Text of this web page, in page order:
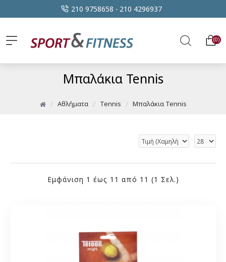
210 9758658 - 210 4296937
0
Αθλήματα Tennis Μπαλάκια Tennis
Μπαλάκια Tennis
Εμφάνιση 1 έως 11 από 11 (1 Σελ.)